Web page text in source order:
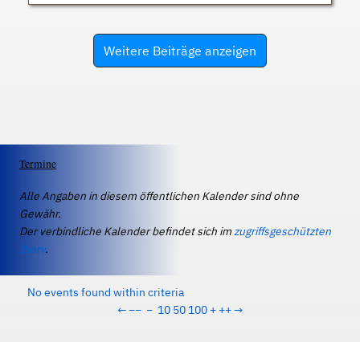
Weitere Beiträge anzeigen
Termine
Alle Angaben in diesem öffentlichen Kalender sind ohne
Gewähr.
Der verbindliche Kalender befindet sich imzugriffsgeschützten
IServ.
No events found within criteria
← −− − 10 50 100 + ++→